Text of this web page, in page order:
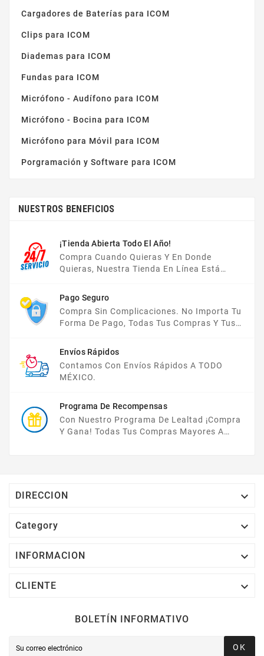
Cargadores de Baterías para ICOM
Clips para ICOM
Diademas para ICOM
Fundas para ICOM
Micrófono - Audífono para ICOM
Micrófono - Bocina para ICOM
Micrófono para Móvil para ICOM
Porgramación y Software para ICOM
NUESTROS BENEFICIOS
¡Tienda Abierta Todo El Año!
Compra Cuando Quieras Y En Donde
Quieras, Nuestra Tienda En Línea Está
Pago Seguro
Compra Sin Complicaciones. No Importa Tu
Forma De Pago, Todas Tus Compras Y Tus
Envíos Rápidos
Contamos Con Envíos Rápidos A TODO
MÉXICO.
Programa De Recompensas
Con Nuestro Programa De Lealtad ¡compra
Y Gana! Todas Tus Compras Mayores A
DIRECCION 
Category 
INFORMACION 
CLIENTE 
BOLETÍN INFORMATIVO
OK